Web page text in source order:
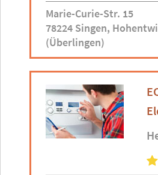
Marie-Curie-Str. 15
78224 Singen,
(Überlingen)